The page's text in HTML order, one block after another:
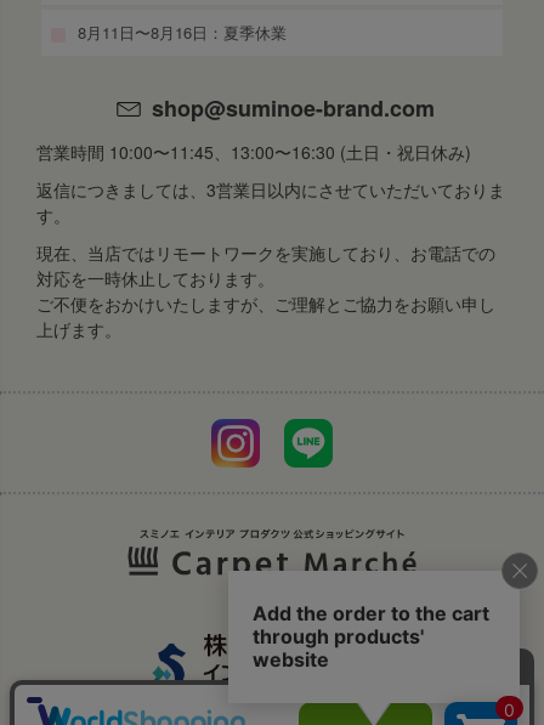
8月11日〜8月16日：夏季休業
shop@suminoe-brand.com
営業時間 10:00〜11:45、13:00〜16:30 (土日・祝日休み)
返信につきましては、3営業日以内にさせていただいておりま
す。
現在、当店ではリモートワークを実施しており、お電話での
対応を一時休止しております。
ご不便をおかけいたしますが、ご理解とご協力をお願い申し
上げます。